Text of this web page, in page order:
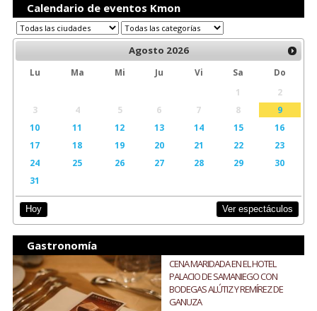
Calendario de eventos Kmon
Agosto 2026
Lu Ma Mi Ju Vi Sa
Do
1
2
3
4 5 6 7 8
9
10
11 12 13 14 15
16
17
18 19 20 21 22
23
24
25 26 27 28 29
30
31
Hoy Ver espectáculos
Gastronomía
CENA MARIDADA EN EL HOTEL
PALACIO DE SAMANIEGO CON
BODEGAS ALÚTIZ Y REMÍREZ DE
GANUZA